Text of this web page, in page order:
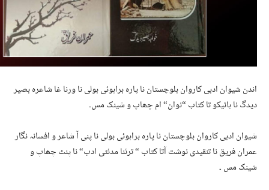
اندن شیوان ادبی کاروان بلوچستان نا پارہ براہوئی بولی نا ورنا غا شاعرہ بصیر
دیدگ نا ہائیکو تا کتاب “نوان“ ام چھاپ و شینک مس۔
شیوان ادبی کاروان بلوچستان نا پارہ براہوئی بولی نا پنی آ شاعر و افسانہ نگار
عمران فریق نا تنقیدی نوشت آتا کتاب “ ترئنا مدئٹی ادب“ نا پنٹ چھاپ و
شینک مس ۔